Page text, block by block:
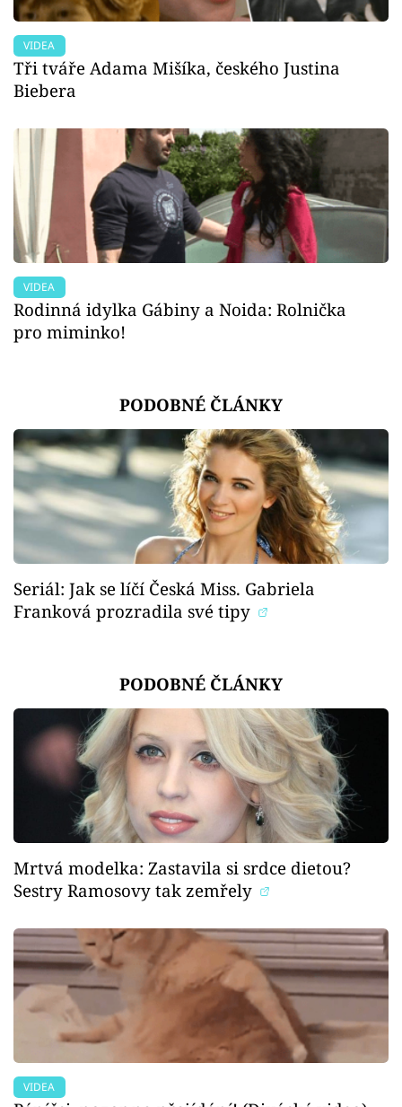
VIDEA
Tři tváře Adama Mišíka, českého Justina
Biebera
VIDEA
Rodinná idylka Gábiny a Noida: Rolnička
pro miminko!
PODOBNÉ ČLÁNKY
Seriál: Jak se líčí Česká Miss. Gabriela
Franková prozradila své tipy
PODOBNÉ ČLÁNKY
Mrtvá modelka: Zastavila si srdce dietou?
Sestry Ramosovy tak zemřely
VIDEA